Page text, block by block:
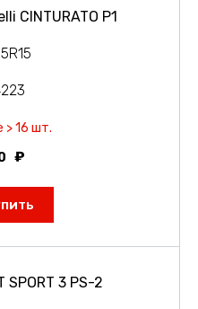
CINTURATO P1
> 16 шт.
SPORT 3 PS-2